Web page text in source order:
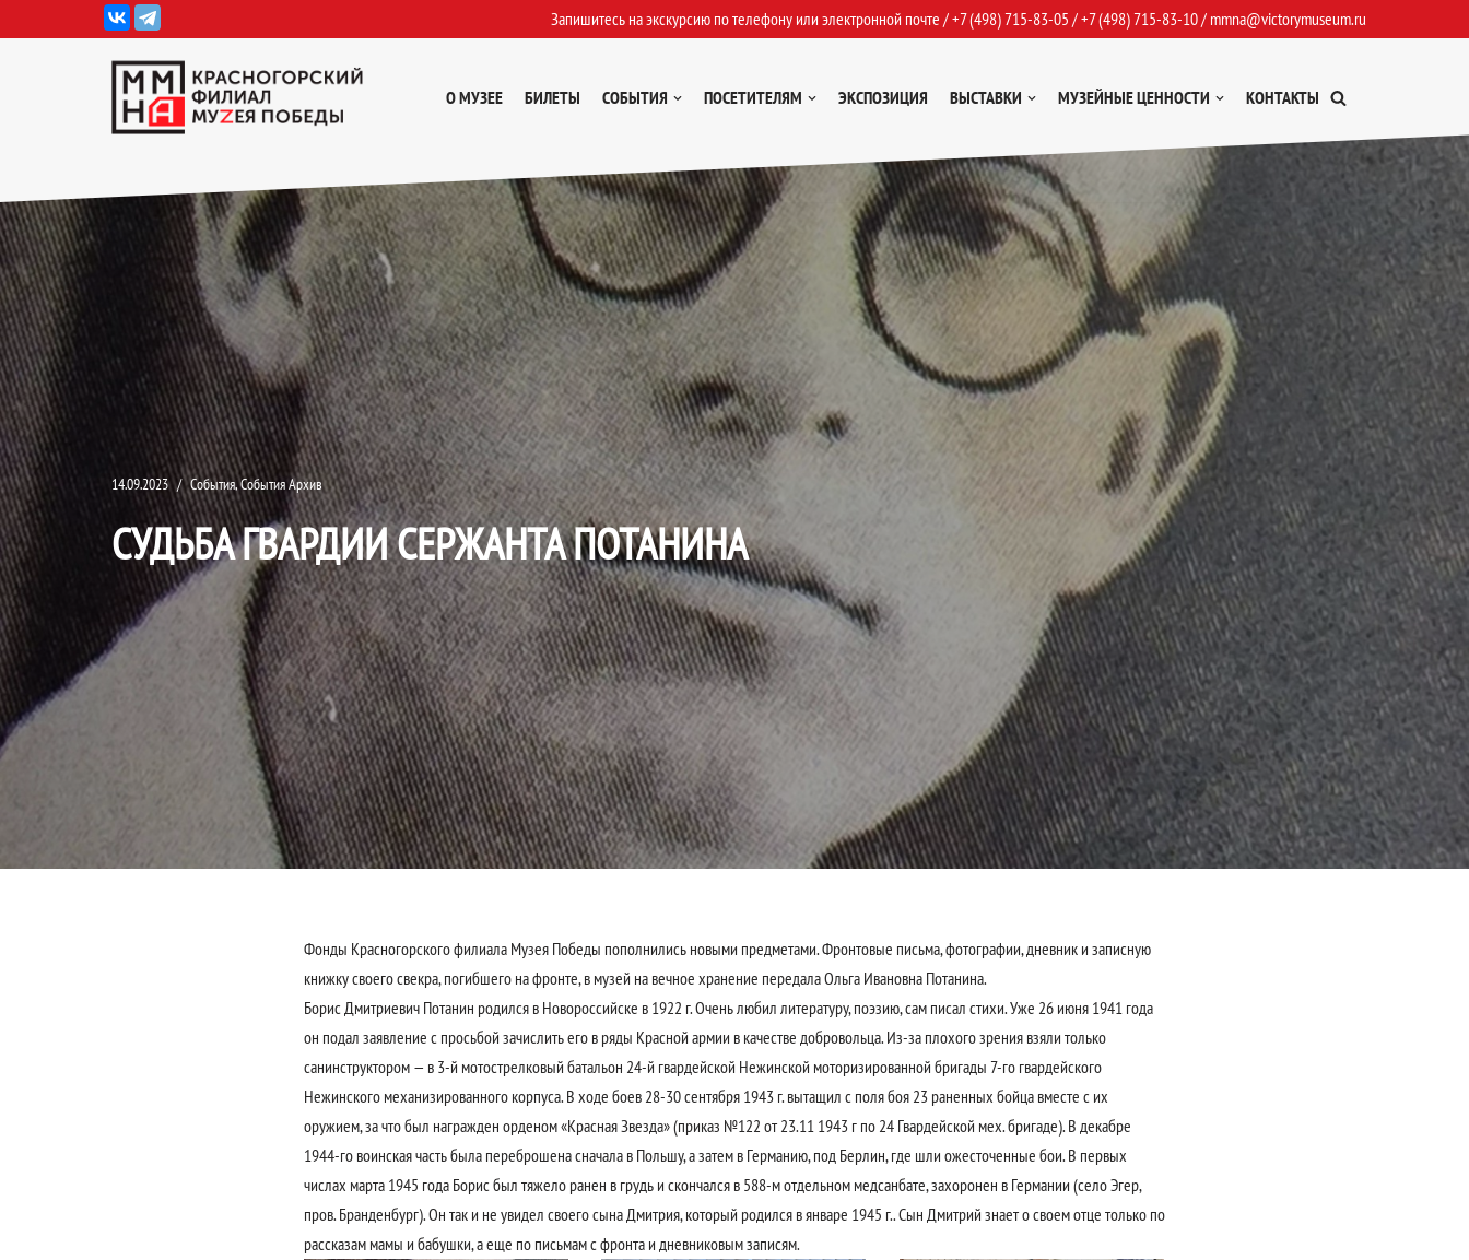
Запишитесь на экскурсию по телефону или электронной почте /+7 (498) 715-83-05 /+7 (498) 715-83-10/ mmna@victorymuseum.ru
О МУЗЕЕ БИЛЕТЫ СОБЫТИЯ ПОСЕТИТЕЛЯМ ЭКСПОЗИЦИЯ ВЫСТАВКИ МУЗЕЙНЫЕ ЦЕННОСТИ КОНТАКТЫ
14.09.2023 События,События Архив
CУДЬБА ГВАРДИИ СЕРЖАНТА ПОТАНИНА
Фонды Красногорского филиала Музея Победы пополнились новыми предметами. Фронтовые письма, фотографии, дневник и записную
книжку своего свекра, погибшего на фронте, в музей на вечное хранение передала Ольга Ивановна Потанина.
Борис Дмитриевич Потанин родился в Новороссийске в 1922 г. Очень любил литературу, поэзию, сам писал стихи. Уже 26 июня 1941 года
он подал заявление с просьбой зачислить его в ряды Красной армии в качестве добровольца. Из-за плохого зрения взяли только
санинструктором — в 3-й мотострелковый батальон 24-й гвардейской Нежинской моторизированной бригады 7-го гвардейского
Нежинского механизированного корпуса. В ходе боев 28-30 сентября 1943 г. вытащил с поля боя 23 раненных бойца вместе с их
оружием, за что был награжден орденом «Красная Звезда» (приказ №122 от 23.11 1943 г по 24 Гвардейской мех. бригаде). В декабре
1944-го воинская часть была переброшена сначала в Польшу, а затем в Германию, под Берлин, где шли ожесточенные бои. В первых
числах марта 1945 года Борис был тяжело ранен в грудь и скончался в 588-м отдельном медсанбате, захоронен в Германии (село Эгер,
пров. Бранденбург). Он так и не увидел своего сына Дмитрия, который родился в январе 1945 г.. Сын Дмитрий знает о своем отце только по
рассказам мамы и бабушки, а еще по письмам с фронта и дневниковым записям.